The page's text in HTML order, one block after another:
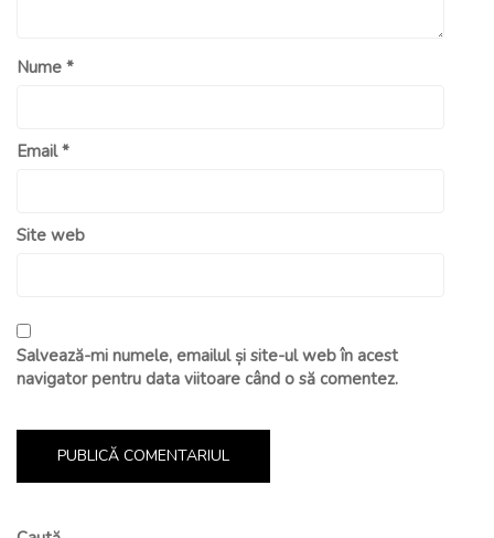
Nume *
Email*
Site web
Salvează-mi numele, emailul și site-ul web în acest
navigator pentru data viitoare când o să comentez.